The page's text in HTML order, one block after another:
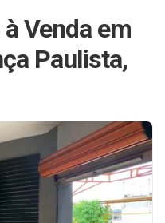
Venda em
Paulista,